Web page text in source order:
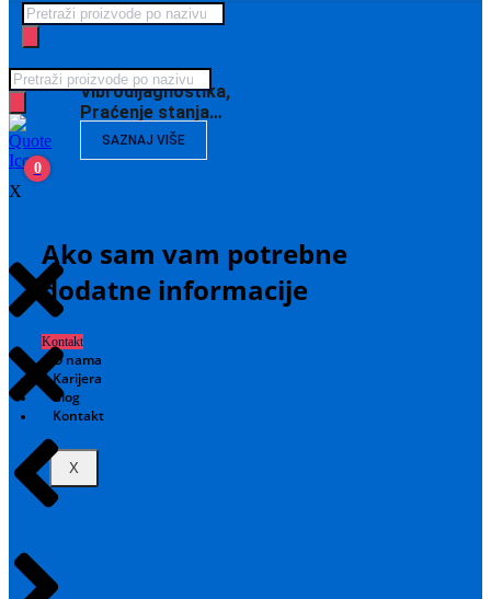
Vibrodijagnostika,
Praćenje stanja…
SAZNAJ VIŠE
Ako sam vam potrebne
dodatne informacije
Kontakt
O nama
Karijera
Blog
Kontakt
X
Products
search
Products
search
0
X